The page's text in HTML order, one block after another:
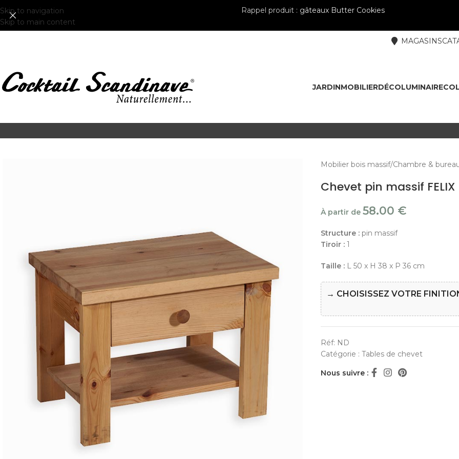
Skip to navigation
Skip to main content
Rappel produit : gâteaux Butter Cookies
MAGASINS
JARDINMOBILIERDÉCOLUMINAIRE
Mobilier bois massif Chambre &
Chevet pin massif FELIX
À partir de 58.00 €
Structure :pin massif
Tiroir :1
Taille :L 50 x H 38 x P 36 cm
→ CHOISISSEZ VOTRE
Réf: ND
Catégorie : Tables de chevet
Nous suivre :